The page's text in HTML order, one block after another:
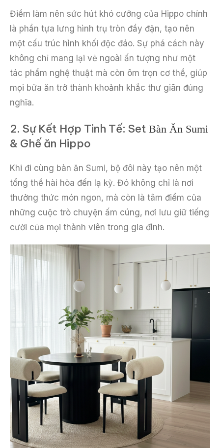
Điểm làm nên sức hút khó cưỡng của Hippo chính
là phần tựa lưng hình trụ tròn đầy đặn, tạo nên
một cấu trúc hình khối độc đáo. Sự phá cách này
không chỉ mang lại vẻ ngoài ấn tượng như một
tác phẩm nghệ thuật mà còn ôm trọn cơ thể, giúp
mọi bữa ăn trở thành khoảnh khắc thư giãn đúng
nghĩa.
2. Sự Kết Hợp Tinh Tế: Set Bàn Ăn Sumi
& Ghế ăn Hippo
Khi đi cùng bàn ăn Sumi, bộ đôi này tạo nên một
tổng thể hài hòa đến lạ kỳ. Đó không chỉ là nơi
thưởng thức món ngon, mà còn là tâm điểm của
những cuộc trò chuyện ấm cúng, nơi lưu giữ tiếng
cười của mọi thành viên trong gia đình.